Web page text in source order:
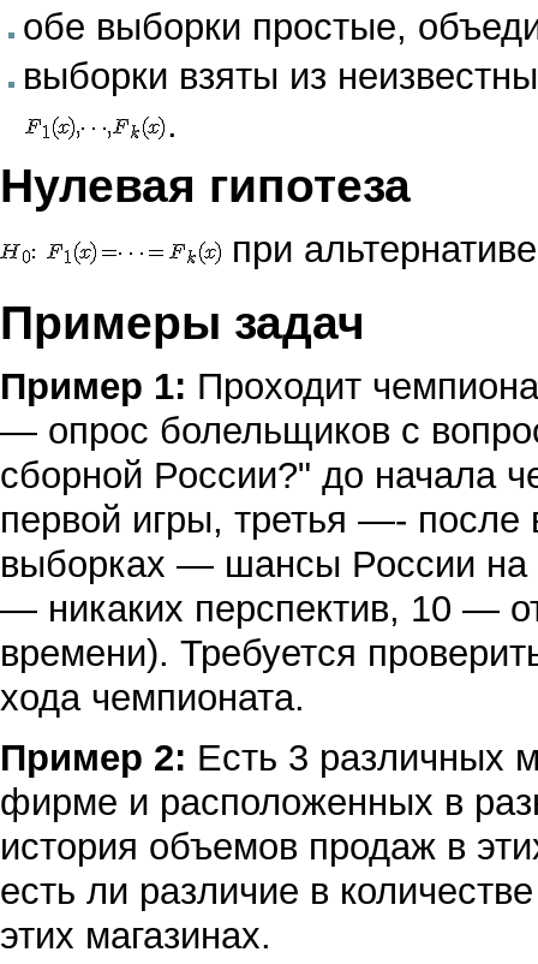
обе выборки простые,
выборки взяты из
.
Нулевая гипотеза
при
Примеры задач
Пример 1: Проходит
— опрос болельщиков с
сборной России?" до начала
первой игры, третья —- после
выборках — шансы России на
— никаких перспектив, 10 —
времени). Требуется
хода чемпионата.
Пример 2: Есть 3 различных
фирме и расположенных в
история объемов продаж в
есть ли различие в
этих магазинах.